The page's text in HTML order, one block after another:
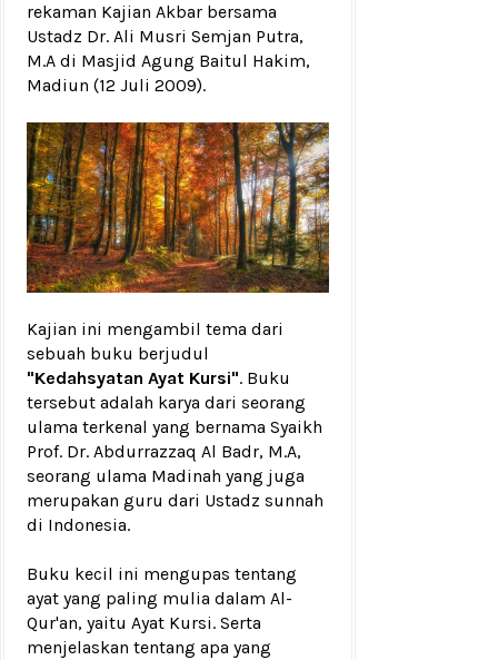
rekaman Kajian Akbar bersama
Ustadz Dr. Ali Musri Semjan Putra,
M.A di Masjid Agung Baitul Hakim,
Madiun (12 Juli 2009).
Kajian ini mengambil tema dari
sebuah buku berjudul
"Kedahsyatan Ayat Kursi". Buku
tersebut adalah karya dari seorang
ulama terkenal yang bernama Syaikh
Prof. Dr. Abdurrazzaq Al Badr, M.A,
seorang ulama Madinah yang juga
merupakan guru dari Ustadz sunnah
di Indonesia.
Buku kecil ini mengupas tentang
ayat yang paling mulia dalam Al-
Qur'an, yaitu Ayat Kursi. Serta
menjelaskan tentang apa yang